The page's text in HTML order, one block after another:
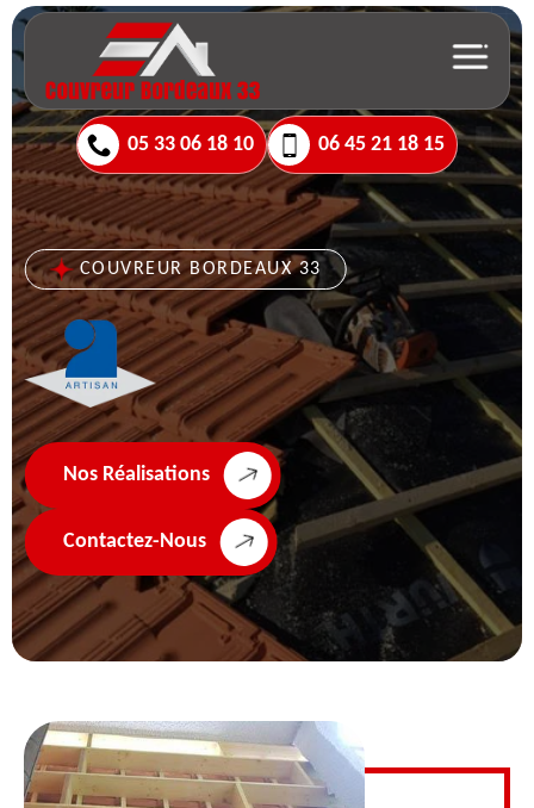
05 33 06 18 10 06 45 21 18 15
COUVREUR BORDEAUX 33
Nos Réalisations
Contactez-Nous